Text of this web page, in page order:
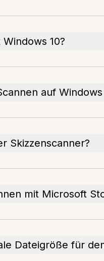
10?
auf
Skizzenscanner?
mit Microsoft
Dateigröße für